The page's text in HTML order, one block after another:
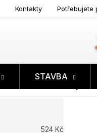
Kontakty Potřebujete
NÁKUPNÍ
STAVBA
524 Kč